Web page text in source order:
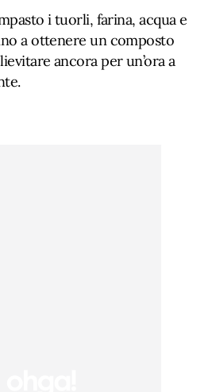
i tuorli, farina, acqua e
a ottenere un composto
ancora per un’ora a